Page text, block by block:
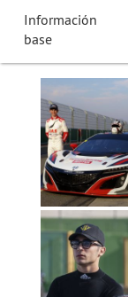
Información
base